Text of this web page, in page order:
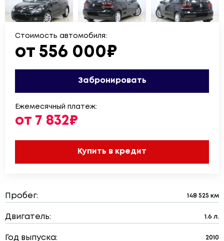
Стоимость автомобиля:
от 556 000₽
Забронировать
Ежемесячный платеж:
от 7 832₽
Купить в кредит
Пробег: 148 525 км
Двигатель: 1.6 л.
Год выпуска: 2010